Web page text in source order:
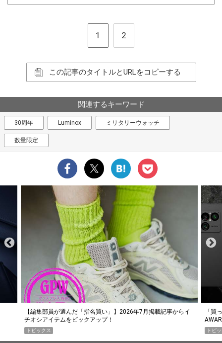
1 2
この記事のタイトルとURLをコピーする
関連するキーワード
30周年 Luminox ミリタリーウォッチ
数量限定
「買って損なし」の極上スマホ5選【GoodsPress 2026上半期
AWARD】
トピックス
薄着
PR